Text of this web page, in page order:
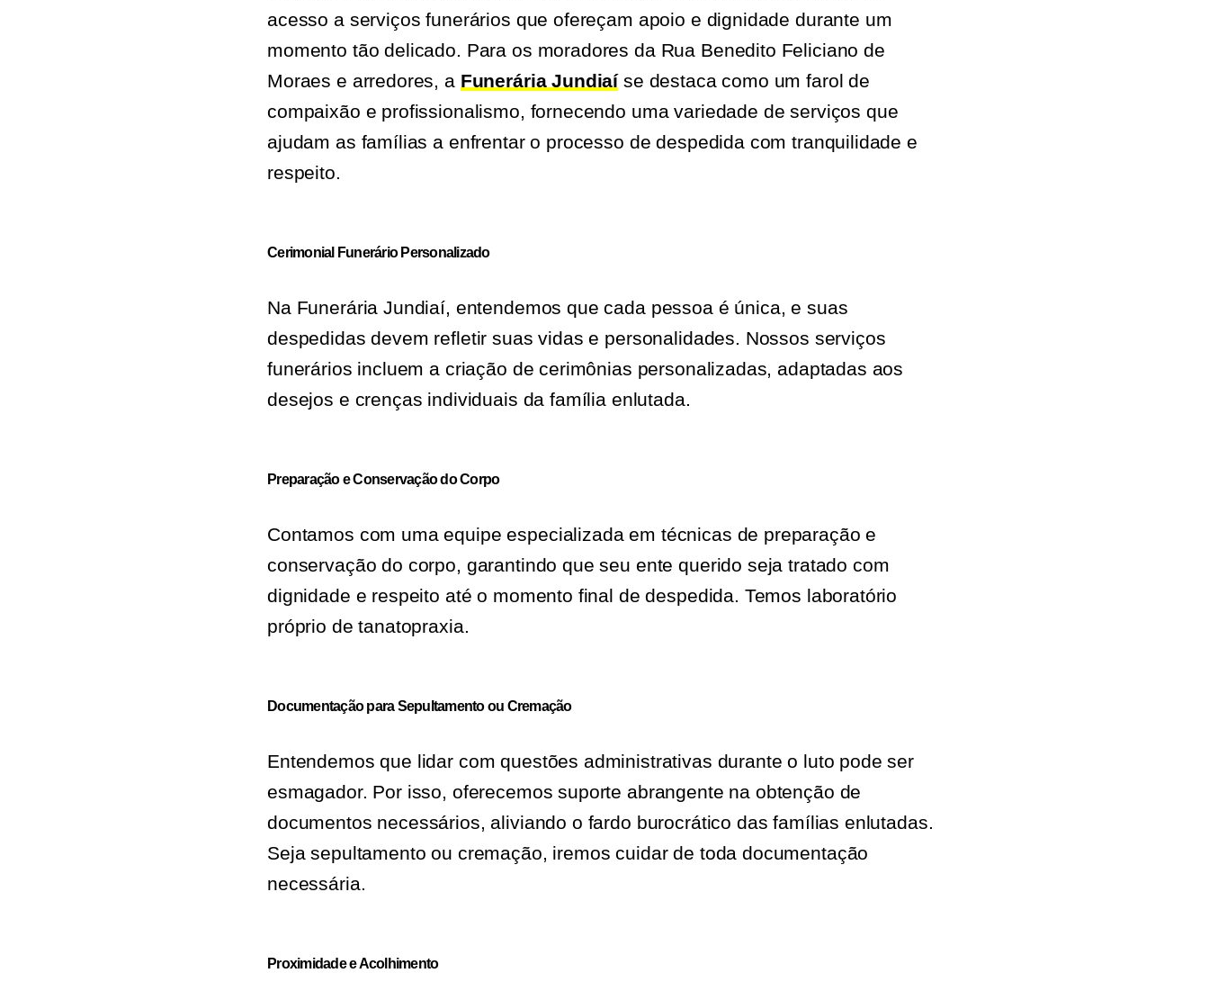
acesso a serviços funerários que ofereçam apoio e dignidade durante um
momento tão delicado. Para os moradores da Rua Benedito Feliciano de
Moraes e arredores, a Funerária Jundiaíse destaca como um farol de
compaixão e profissionalismo, fornecendo uma variedade de serviços que
ajudam as famílias a enfrentar o processo de despedida com tranquilidade e
respeito.
Cerimonial Funerário Personalizado
Na Funerária Jundiaí, entendemos que cada pessoa é única, e suas
despedidas devem refletir suas vidas e personalidades. Nossos serviços
funerários incluem a criação de cerimônias personalizadas, adaptadas aos
desejos e crenças individuais da família enlutada.
Preparação e Conservação do Corpo
Contamos com uma equipe especializada em técnicas de preparação e
conservação do corpo, garantindo que seu ente querido seja tratado com
dignidade e respeito até o momento final de despedida. Temos laboratório
próprio de tanatopraxia.
Documentação para Sepultamento ou Cremação
Entendemos que lidar com questões administrativas durante o luto pode ser
esmagador. Por isso, oferecemos suporte abrangente na obtenção de
documentos necessários, aliviando o fardo burocrático das famílias enlutadas.
Seja sepultamento ou cremação, iremos cuidar de toda documentação
necessária.
Proximidade e Acolhimento